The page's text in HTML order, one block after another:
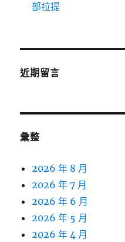
部拉提
近期留言
彙整
2026 年 8 月
2026 年 7 月
2026 年 6 月
2026 年 5 月
2026 年 4 月